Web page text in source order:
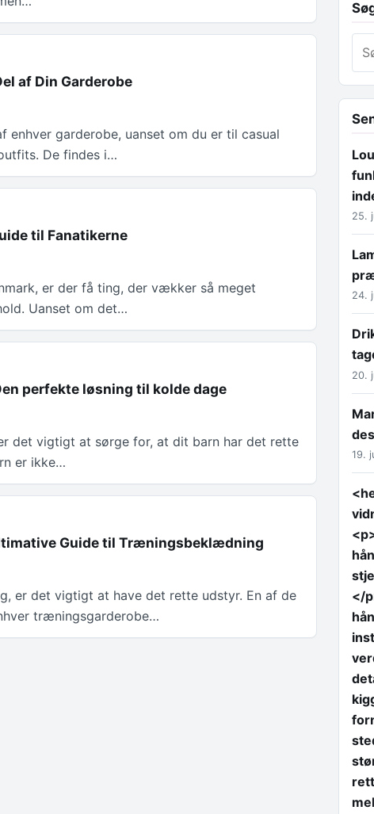
af Din Garderobe
enhver garderobe, uanset om du er til casual
De findes i…
til Fanatikerne
er der få ting, der vækker så meget
Uanset om det…
perfekte løsning til kolde dage
det vigtigt at sørge for, at dit barn har det rette
er ikke…
Guide til Træningsbeklædning
er det vigtigt at have det rette udstyr. En af de
træningsgarderobe…
25.
24.
20.
19.
</